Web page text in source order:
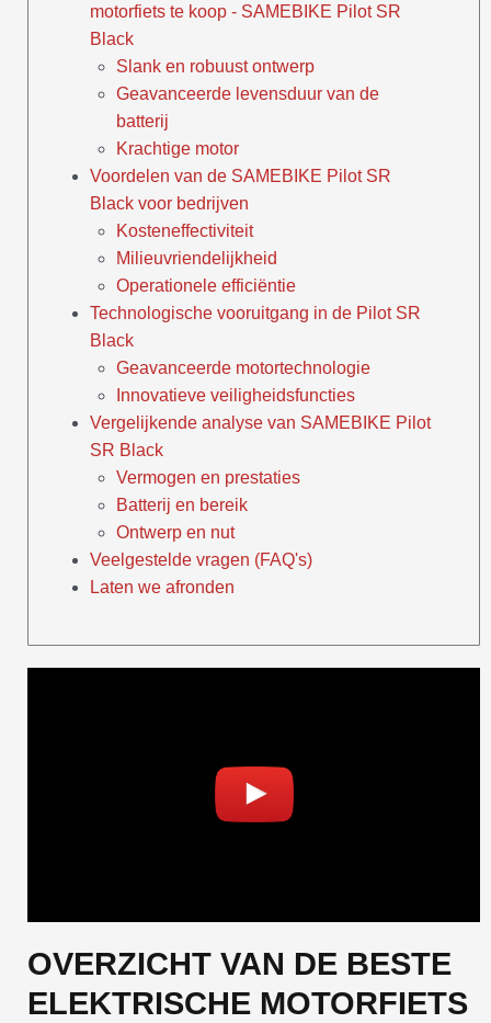
motorfiets te koop - SAMEBIKE Pilot SR
Black
Slank en robuust ontwerp
Geavanceerde levensduur van de
batterij
Krachtige motor
Voordelen van de SAMEBIKE Pilot SR
Black voor bedrijven
Kosteneffectiviteit
Milieuvriendelijkheid
Operationele efficiëntie
Technologische vooruitgang in de Pilot SR
Black
Geavanceerde motortechnologie
Innovatieve veiligheidsfuncties
Vergelijkende analyse van SAMEBIKE Pilot
SR Black
Vermogen en prestaties
Batterij en bereik
Ontwerp en nut
Veelgestelde vragen (FAQ's)
Laten we afronden
OVERZICHT VAN DE BESTE
ELEKTRISCHE MOTORFIETS